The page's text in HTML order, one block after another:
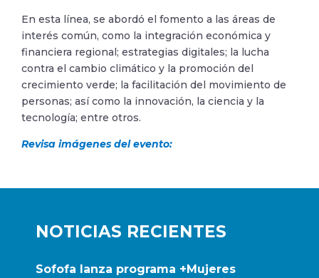
NOTICIAS RECIENTES
Sofofa lanza programa +Mujeres
En esta línea, se abordó el fomento a las áreas de
interés común, como la integración económica y
financiera regional; estrategias digitales; la lucha
contra el cambio climático y la promoción del
crecimiento verde; la facilitación del movimiento de
personas; así como la innovación, la ciencia y la
tecnología; entre otros.
Revisa imágenes del evento: